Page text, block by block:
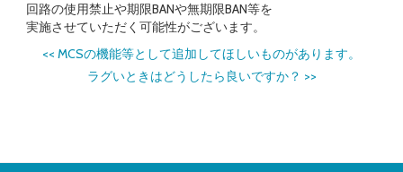
回路の使用禁止や期限BANや無期限BAN等を
実施させていただく可能性がございます。
<< MCSの機能等として追加してほしいものがあります。
ラグいときはどうしたら良いですか？ >>